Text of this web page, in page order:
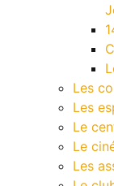
Les
Les
Le
Le
Les